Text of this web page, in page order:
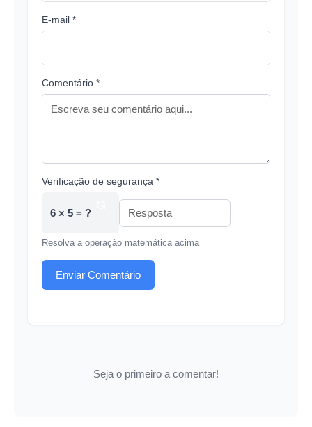
E-mail *
Comentário *
Verificação de segurança *
6 × 5 = ?
Resolva a operação matemática acima
Enviar Comentário
Seja o primeiro a comentar!